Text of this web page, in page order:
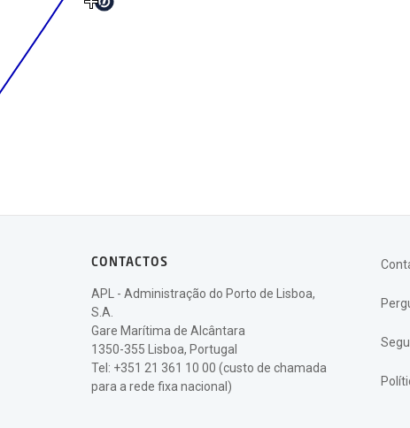
CONTACTOS
APL - Administração do Porto de Lisboa,
S.A.
Gare Marítima de Alcântara
1350-355 Lisboa, Portugal
Tel: +351 21 361 10 00 (custo de chamada
para a rede fixa nacional)